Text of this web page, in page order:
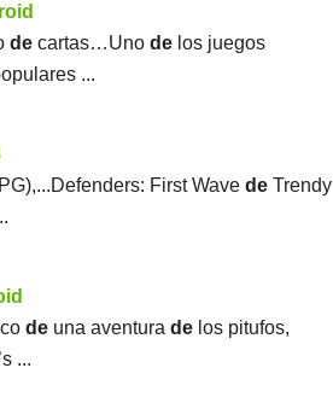
de cartas…Unode los juegos
...
First Wavede Trendy
de una aventurade los pitufos,
...